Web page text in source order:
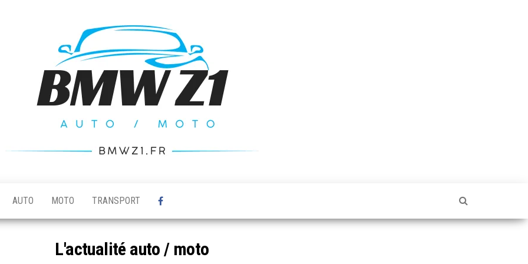
AUTO MOTO TRANSPORT
L'actualité auto / moto